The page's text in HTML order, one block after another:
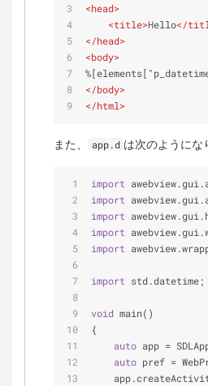
<head>
<title>Hello</
</head>
<body>
</body>
</html>
また、 app.d は次のようにな
import
import
import
import
import
import std.datetime;
void main()
{
auto app =
auto pref =